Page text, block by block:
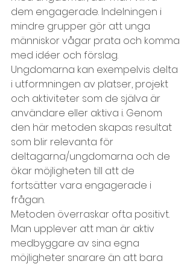
dem engagerade. Indelningen i
mindre grupper gör att unga
människor vågar prata och komma
med idéer och förslag.
Ungdomarna kan exempelvis delta
i utformningen av platser, projekt
och aktiviteter som de själva är
användare eller aktiva i. Genom
den här metoden skapas resultat
som blir relevanta för
deltagarna/ungdomarna och de
ökar möjligheten till att de
fortsätter vara engagerade i
frågan.
Metoden överraskar ofta positivt.
Man upplever att man är aktiv
medbyggare av sina egna
möjligheter snarare än att bara